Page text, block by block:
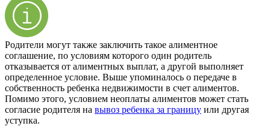
Родители могут также заключить такое алиментное
соглашение, по условиям которого один родитель
отказывается от алиментных выплат, а другой выполняет
определенное условие. Выше упоминалось о передаче в
собственность ребенка недвижимости в счет алиментов.
Помимо этого, условием неоплаты алиментов может стать
согласие родителя на вывоз ребенка за границу или другая
уступка.